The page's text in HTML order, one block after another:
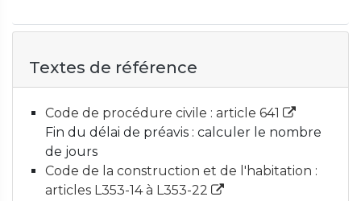
Textes de référence
Code de procédure civile : article 641
Fin du délai de préavis : calculer le nombre
de jours
Code de la construction et de l'habitation :
articles L353-14 à L353-22